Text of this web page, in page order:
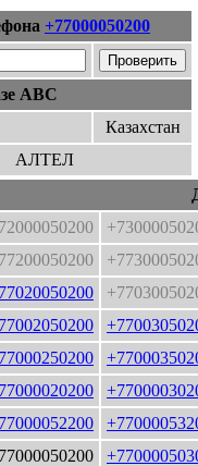
+77000050200
ABC
Казахстан
АЛТЕЛ